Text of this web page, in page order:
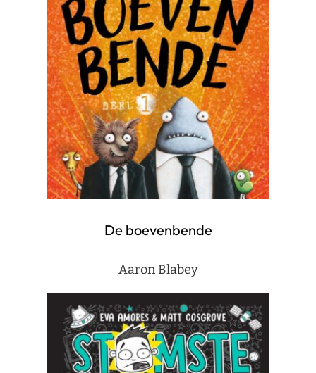
De boevenbende
Aaron Blabey